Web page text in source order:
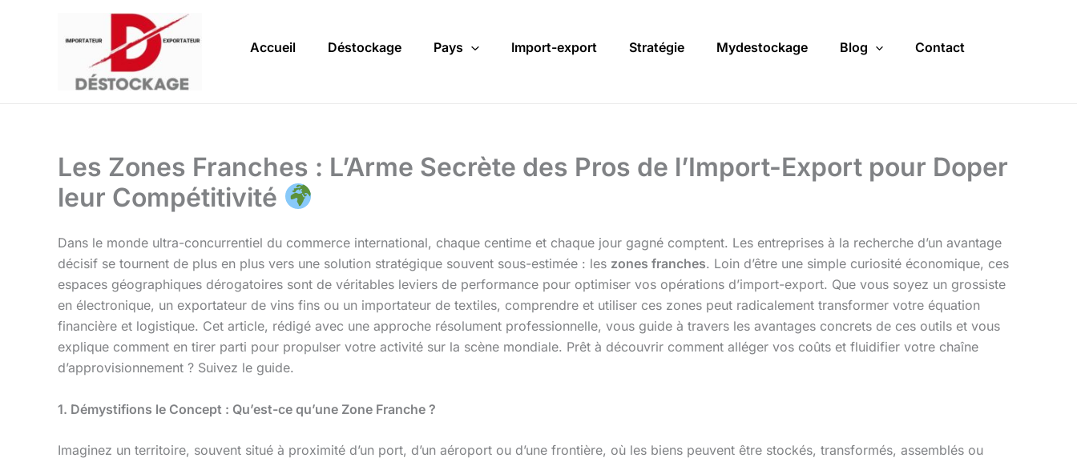
Accueil Déstockage Pays Import-export Stratégie Mydestockage Blog Contact
Les Zones Franches : L’Arme Secrète des Pros de l’Import-Export pour Doper
leur Compétitivité
Dans le monde ultra-concurrentiel du commerce international, chaque centime et chaque jour gagné comptent. Les entreprises à la recherche d’un avantage
décisif se tournent de plus en plus vers une solution stratégique souvent sous-estimée : les zones franches. Loin d’être une simple curiosité économique, ces
espaces géographiques dérogatoires sont de véritables leviers de performance pour optimiser vos opérations d’import-export. Que vous soyez un grossiste
en électronique, un exportateur de vins fins ou un importateur de textiles, comprendre et utiliser ces zones peut radicalement transformer votre équation
financière et logistique. Cet article, rédigé avec une approche résolument professionnelle, vous guide à travers les avantages concrets de ces outils et vous
explique comment en tirer parti pour propulser votre activité sur la scène mondiale. Prêt à découvrir comment alléger vos coûts et fluidifier votre chaîne
d’approvisionnement ? Suivez le guide.
1. Démystifions le Concept : Qu’est-ce qu’une Zone Franche ?
Imaginez un territoire, souvent situé à proximité d’un port, d’un aéroport ou d’une frontière, où les biens peuvent être stockés, transformés, assemblés ou